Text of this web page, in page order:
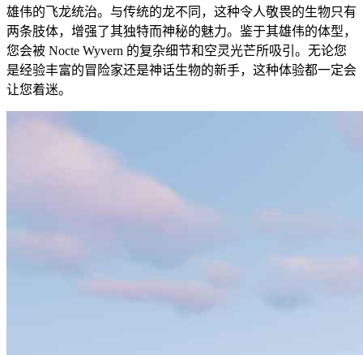
雄伟的飞龙统治。与传统的龙不同，这种令人敬畏的生物只有
两条肢体，增强了其独特而神秘的魅力。鉴于其雄伟的体型，
您会被 Nocte Wyvern 的复杂细节和空灵光芒所吸引。无论您
是经验丰富的冒险家还是神话生物的新手，这种体验都一定会
让您着迷。